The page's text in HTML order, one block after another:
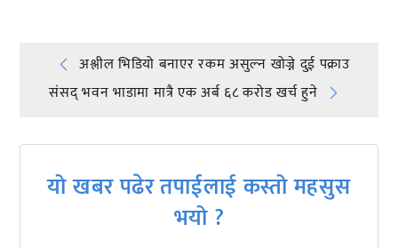
Post
navigation
अश्लील भिडियो बनाएर रकम असुल्न खोज्ने दुई पक्राउ
संसद् भवन भाडामा मात्रै एक अर्ब ६८ करोड खर्च हुने
यो खबर पढेर तपाईलाई कस्तो महसुस
भयो ?